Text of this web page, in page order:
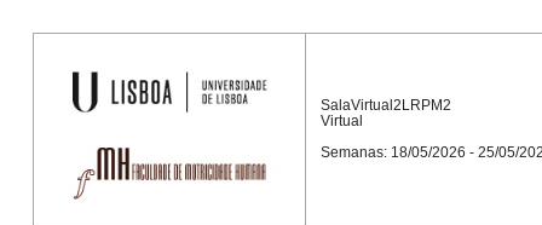
SalaVirtual2LRPM2
Virtual
Semanas: 18/05/2026 - 25/05/